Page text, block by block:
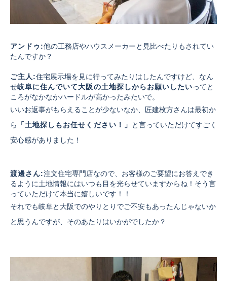
アンドゥ:他の工務店やハウスメーカーと見比べたりもされてい
たんですか？
ご主人:住宅展示場を見に行ってみたりはしたんですけど、なん
せ岐阜に住んでいて大阪の土地探しからお願いしたいってと
ころがなかなかハードルが高かったみたいで。
いいお返事がもらえることが少ないなか、
匠建枚方さんは最初か
ら
「土地探しもお任せください！」
と言っていただけてすごく
安心感がありました！
渡邊さん:注文住宅専門店なので、 お客様のご要望にお答えでき
るように土地情報にはいつも目を光らせていますからね！ そう言
っていただけて本当に嬉しいです！！
それでも岐阜と大阪でのやりとりでご不安もあったんじゃないか
と思うんですが、そのあたりはいかがでしたか？